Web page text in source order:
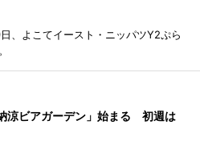
、よこてイースト・ニッパツY2ぷら
涼ビアガーデン」始まる 初週は